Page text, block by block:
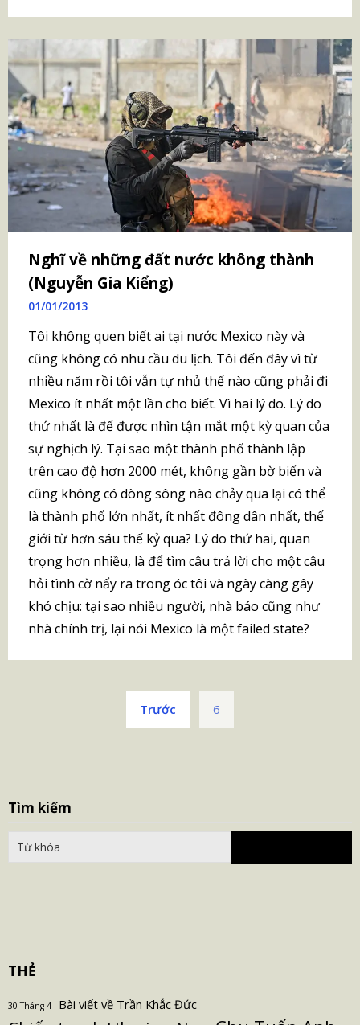
Nghĩ về những đất nước không thành
(Nguyễn Gia Kiểng)
01/01/2013
Tôi không quen biết ai tại nước Mexico này và
cũng không có nhu cầu du lịch. Tôi đến đây vì từ
nhiều năm rồi tôi vẫn tự nhủ thế nào cũng phải đi
Mexico ít nhất một lần cho biết. Vì hai lý do. Lý do
thứ nhất là để được nhìn tận mắt một kỳ quan của
sự nghịch lý. Tại sao một thành phố thành lập
trên cao độ hơn 2000 mét, không gần bờ biển và
cũng không có dòng sông nào chảy qua lại có thể
là thành phố lớn nhất, ít nhất đông dân nhất, thế
giới từ hơn sáu thế kỷ qua? Lý do thứ hai, quan
trọng hơn nhiều, là để tìm câu trả lời cho một câu
hỏi tình cờ nẩy ra trong óc tôi và ngày càng gây
khó chịu: tại sao nhiều người, nhà báo cũng như
nhà chính trị, lại nói Mexico là một failed state?
Phân
trang
Trước 6
Tìm kiếm
THẺ
30 Tháng 4 Bài viết về Trần Khắc Đức